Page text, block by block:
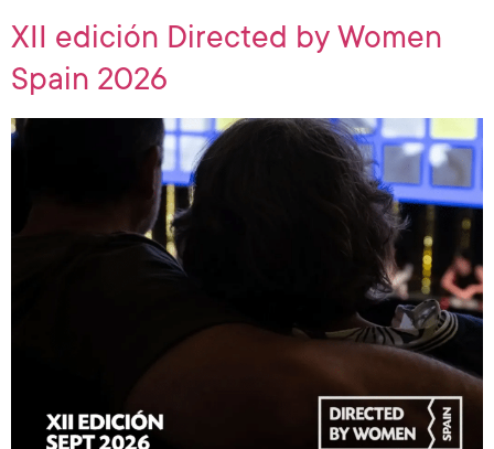
XII edición Directed by Women
Spain 2026